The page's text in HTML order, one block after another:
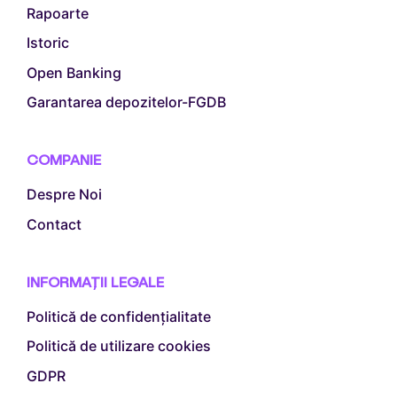
Rapoarte
Istoric
Open Banking
Garantarea depozitelor-FGDB
COMPANIE
Despre Noi
Contact
INFORMAȚII LEGALE
Politică de confidențialitate
Politică de utilizare cookies
GDPR